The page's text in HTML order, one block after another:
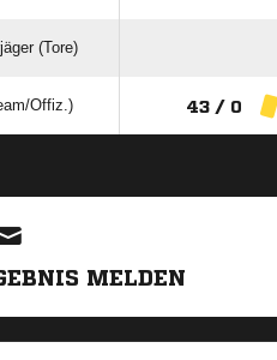
(Tore)
Offiz.) 43 / 0
MELDEN